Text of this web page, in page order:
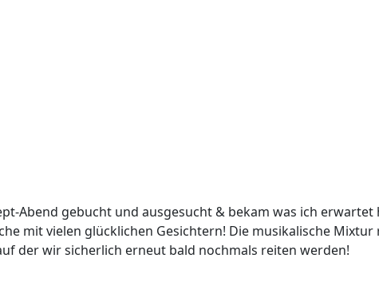
Abend gebucht und ausgesucht & bekam was ich
mit vielen glücklichen Gesichtern! Die musikalische
der wir sicherlich erneut bald nochmals reiten werden!